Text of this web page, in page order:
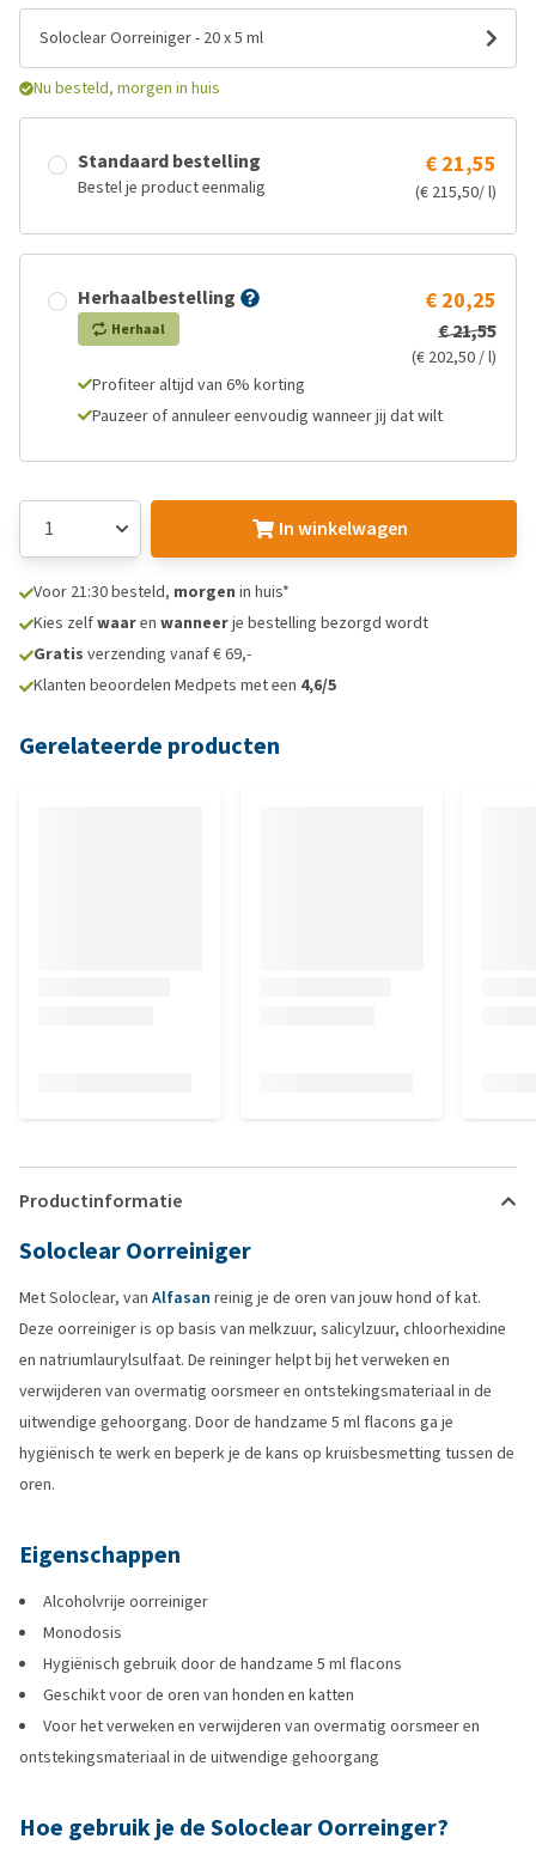
Soloclear Oorreiniger - 20 x 5 ml
Nu besteld, morgen in huis
Standaard bestelling
Bestel je product eenmalig
€ 21,55
(€ 215,50/ l)
Herhaalbestelling
Herhaal
€ 20,25
€ 21,55
(€ 202,50 / l)
Profiteer altijd van 6% korting
Pauzeer of annuleer eenvoudig wanneer jij dat wilt
In winkelwagen
Voor 21:30 besteld, morgen in huis*
Kies zelfwaaren wanneerje bestelling bezorgd wordt
Gratis verzending vanaf € 69,-
Klanten beoordelen Medpets met een 4,6/5
Gerelateerde producten
Productinformatie
Soloclear Oorreiniger
Met Soloclear, van Alfasan reinig je de oren van jouw hond of kat.
Deze oorreiniger is op basis van melkzuur, salicylzuur, chloorhexidine
en natriumlaurylsulfaat. De reininger helpt bij het verweken en
verwijderen van overmatig oorsmeer en ontstekingsmateriaal in de
uitwendige gehoorgang. Door de handzame 5 ml flacons ga je
hygiënisch te werk en beperk je de kans op kruisbesmetting tussen de
oren.
Eigenschappen
Alcoholvrije oorreiniger
Monodosis
Hygiënisch gebruik door de handzame 5 ml flacons
Geschikt voor de oren van honden en katten
Voor het verweken en verwijderen van overmatig oorsmeer en
ontstekingsmateriaal in de uitwendige gehoorgang
Hoe gebruik je de Soloclear Oorreinger?